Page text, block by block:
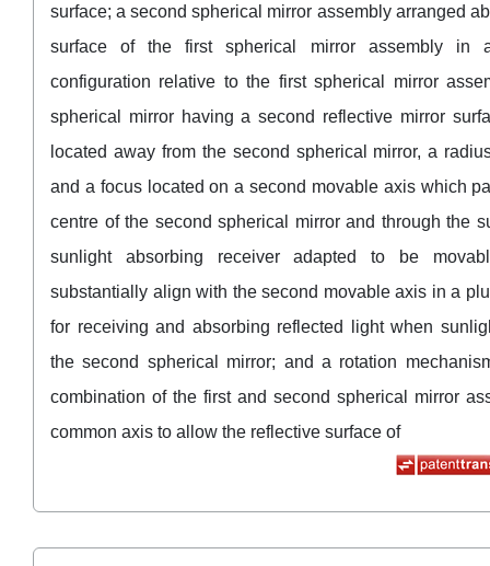
surface; a second spherical mirror assembly arranged
surface of the first spherical mirror assembly in a
configuration relative to the first spherical mirror
spherical mirror having a second reflective mirror
located away from the second spherical mirror, a
and a focus located on a second movable axis which
centre of the second spherical mirror and through the
sunlight absorbing receiver adapted to be
substantially align with the second movable axis in a
for receiving and absorbing reflected light when
the second spherical mirror; and a rotation
combination of the first and second spherical mirror
common axis to allow the reflective surface of